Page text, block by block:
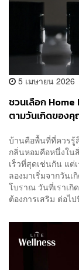
5 เมษายน 2026
ชวนเลือก
ตามวันเกิดของ
บ้านคือพื้นที่ที่ควรรู้
กลิ่นหอมคือหนึ่งใน
เร็วที่สุดเช่นกัน แต่
ลองมาเริ่มจากวัน
โบราณ วันที่เราเกิ
ต้องการเสริม ต่อไ